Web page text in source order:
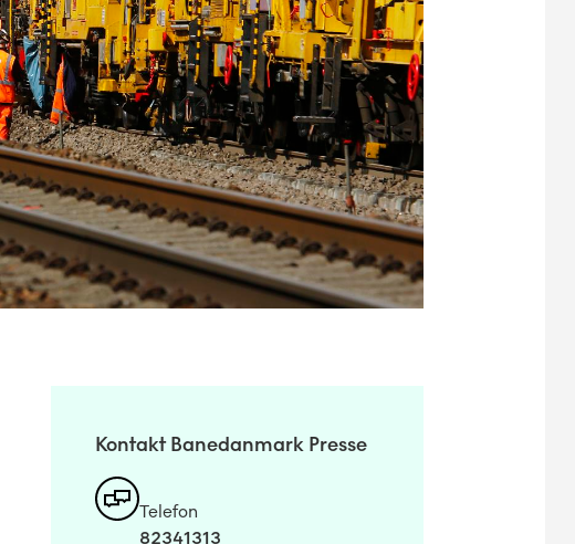
Kontakt Banedanmark Presse
Telefon
82341313